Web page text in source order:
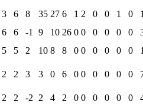
3 6 8 35 27 6 1 2 0 0 1 0
6 6 -1 9 10 26 0 0 0 0 0 0
5 5 2 10 8 8 0 0 0 0 0 0
2 2 3 3 0 6 0 0 0 0 0 0
2 2 -2 2 4 2 0 0 0 0 0 0